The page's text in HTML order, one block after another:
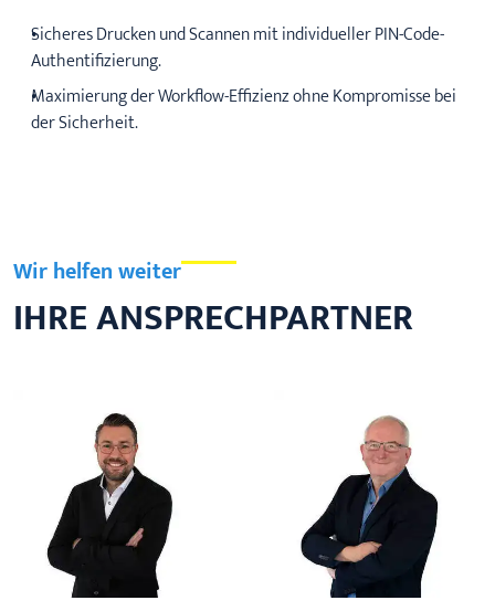
Sicheres Drucken und Scannen mit individueller PIN-Code-
Authentifizierung.
Maximierung der Workflow-Effizienz ohne Kompromisse bei
der Sicherheit.
Wir helfen weiter
IHRE ANSPRECHPARTNER